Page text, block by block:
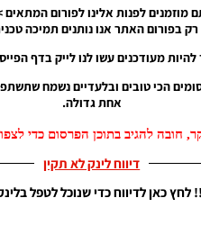
לפנות אלינו לפורום
רק בפורום האתר אנו נותנים תמיכה
מעודכנים עשו לנו לייק בדף
הכי טובים ובלעדיים נשמח
אחת גדולה.
חובה להגיב בתוכן הפרסום כדי
דיווח לינק לא תקין
כאן לדיווח כדי שנוכל לטפל